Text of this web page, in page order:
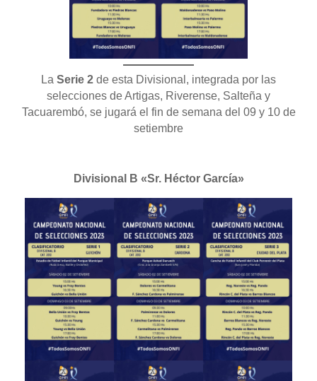
La Serie 2 de esta Divisional, integrada por las
selecciones de Artigas, Riverense, Salteña y
Tacuarembó, se jugará el fin de semana del 09 y 10 de
setiembre
Divisional B «Sr. Héctor García»